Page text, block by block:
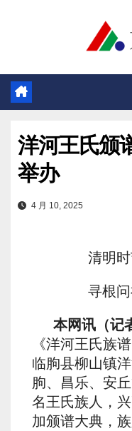
容
洋河王氏颁
举办
4 月 10, 2025
清明
寻根
本网讯（记
《洋河王氏族
临朐县柳山镇
朐、昌乐、安
名王氏族人，
加颁谱大典，